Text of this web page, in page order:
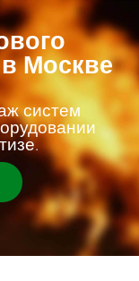
Москве
систем